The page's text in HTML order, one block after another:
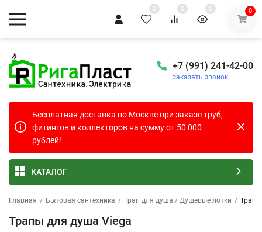
0 0 0 0
+7 (991) 241-42-00
заказать звонок
Бесплатная доставка по Москве при заказе труб,
фитингов и коллекторов на сумму от 50 000
рублей!
КАТАЛОГ
Главная / Бытовая сантехника / Трап для душа / Душевые лотки /
Трапы для душа Viega